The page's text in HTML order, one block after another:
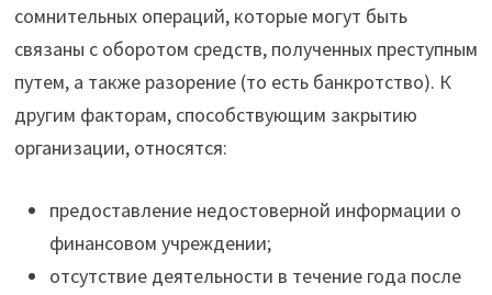
сомнительных операций, которые могут быть
связаны с оборотом средств, полученных преступным
путем, а также разорение (то есть банкротство). К
другим факторам, способствующим закрытию
организации, относятся:
предоставление недостоверной информации о
финансовом учреждении;
отсутствие деятельности в течение года после